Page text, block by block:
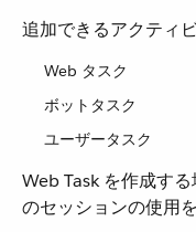
追加できるアクティ
Web タスク
ボットタスク
ユーザータスク
Web Task を作成す
のセッションの使用